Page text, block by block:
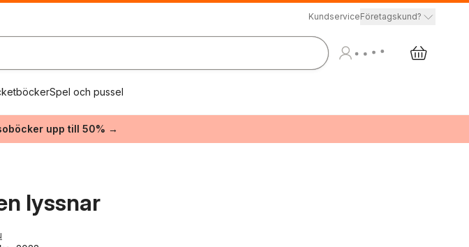
KundserviceFöretagskund?
Spel och pussel
upp till 50% →
lyssnar